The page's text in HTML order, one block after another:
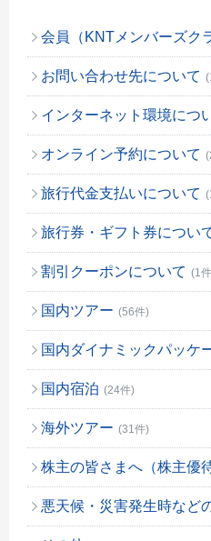
会員（KNTメンバーズク
お問い合わせ先について
インターネット環境につ
オンライン予約について
旅行代金支払いについて
旅行券・ギフト券につい
割引クーポンについて (1
国内ツアー (56件)
国内ダイナミックパッケ
国内宿泊 (24件)
海外ツアー (31件)
株主の皆さまへ（株主優
悪天候・災害発生時など